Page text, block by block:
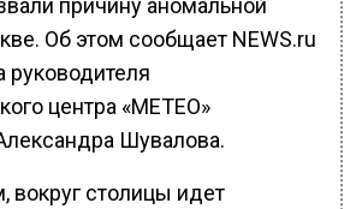
причину аномальной
Об этом сообщает NEWS.ru
руководителя
центра «МЕТЕО»
Шувалова.
вокруг столицы идет